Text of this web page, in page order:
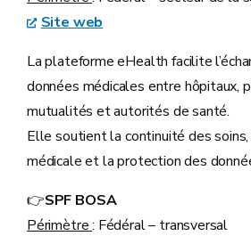
Site web
La plateforme eHealth facilite
données médicales entre hôpitaux,
mutualités et autorités de santé.
Elle soutient la continuité des soins,
médicale et la protection des
👉SPF BOSA
Périmètre: Fédéral – transversal